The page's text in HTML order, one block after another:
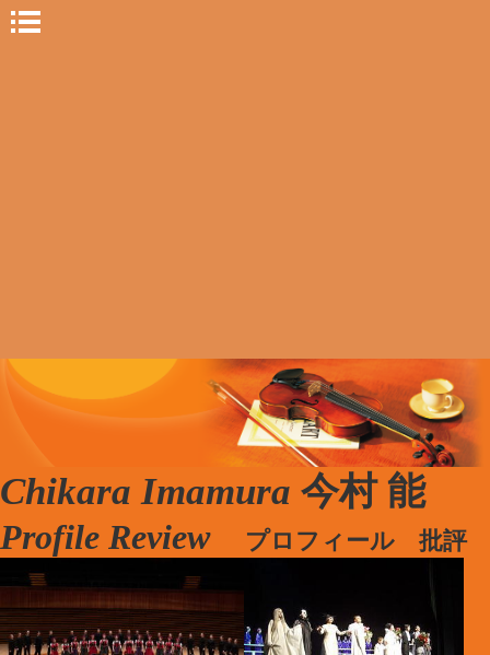
Chikara Imamura 今村 能
Profile Review プロフィール 批評